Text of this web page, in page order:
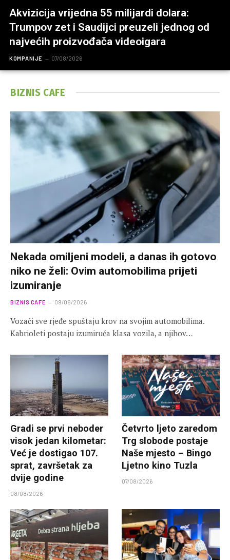
Akvizicija vrijedna 55 milijardi dolara:
Trumpov zet i Saudijci preuzeli jednog od
najvećih proizvođača videoigara
KOMPANIJE 07/08/2026
BIZNIS CAFE
Nekada omiljeni modeli, a danas ih gotovo
niko ne želi: Ovim automobilima prijeti
izumiranje
BIZNIS CAFE 09/08/2026
Vozači sve rjeđe spuštaju krov na svojim automobilima.
Kabrioleti postaju izumiruća klasa vozila, a njihov…
Gradi se prvi neboder
visok jedan kilometar:
Već je dostigao 107.
sprat, završetak za
dvije godine
08/08/2026
Četvrto ljeto zaredom
Trg slobode postaje
Naše mjesto – Bingo
Ljetno kino Tuzla
07/08/2026